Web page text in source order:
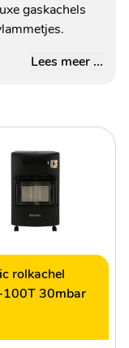
gaskachels
Lees meer ...
rolkachel
100T 30mbar